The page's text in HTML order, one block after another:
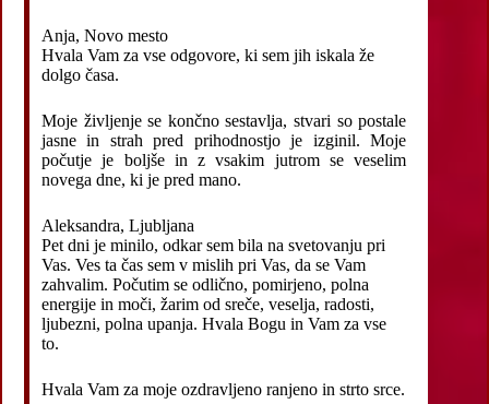
Anja, Novo mesto
Hvala Vam za vse odgovore, ki sem jih iskala že
dolgo časa.
Moje življenje se končno sestavlja, stvari so postale
jasne in strah pred prihodnostjo je izginil. Moje
počutje je boljše in z vsakim jutrom se veselim
novega dne, ki je pred mano.
Aleksandra, Ljubljana
Pet dni je minilo, odkar sem bila na svetovanju pri
Vas. Ves ta čas sem v mislih pri Vas, da se Vam
zahvalim. Počutim se odlično, pomirjeno, polna
energije in moči, žarim od sreče, veselja, radosti,
ljubezni, polna upanja. Hvala Bogu in Vam za vse
to.
Hvala Vam za moje ozdravljeno ranjeno in strto srce.